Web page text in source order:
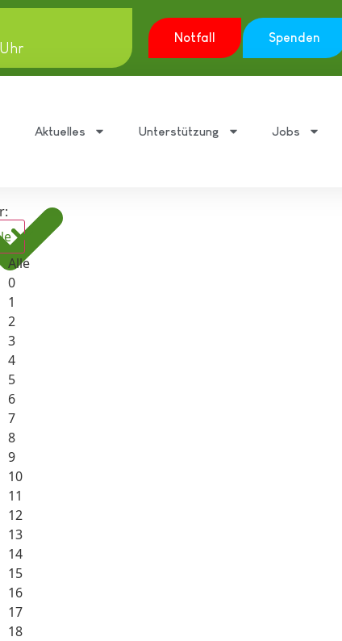
Notfall Spenden
Aktuelles Unterstützung Jobs
Alle
0
1
2
3
4
5
6
7
8
9
10
11
12
13
14
15
16
17
18